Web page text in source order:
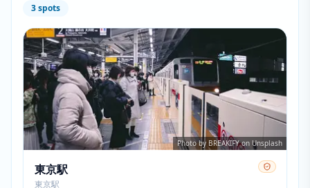
3spots
Photo by BREAKIFY on Unsplash
東京駅
東京駅